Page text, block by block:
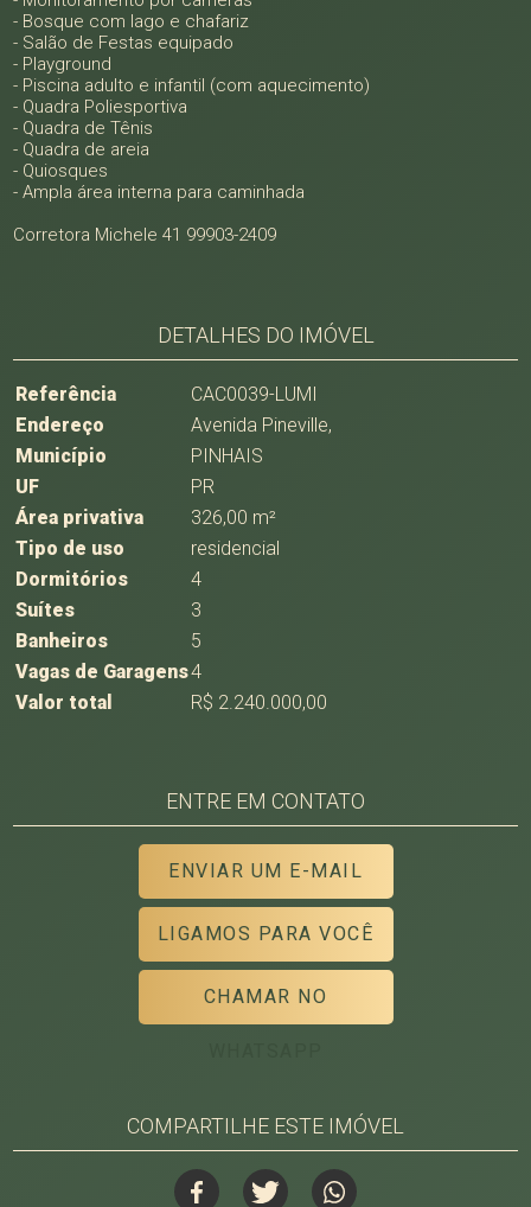
- Bosque com lago e chafariz
- Salão de Festas equipado
- Playground
- Piscina adulto e infantil (com aquecimento)
- Quadra Poliesportiva
- Quadra de Tênis
- Quadra de areia
- Quiosques
- Ampla área interna para caminhada
Corretora Michele 41 99903-2409
DETALHES DO IMÓVEL
Referência
CAC0039-LUMI
Endereço
Avenida Pineville,
Município
PINHAIS
UF
PR
Área privativa
326,00 m²
Tipo de uso
residencial
Dormitórios
4
Suítes
3
Banheiros
5
Vagas de Garagens4
Valor total
R$ 2.240.000,00
ENTRE EM CONTATO
ENVIAR UM E-MAIL
LIGAMOS PARA VOCÊ
CHAMAR NO
COMPARTILHE ESTE IMÓVEL